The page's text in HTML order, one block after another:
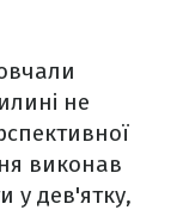
не
виконав
у дев'ятку,